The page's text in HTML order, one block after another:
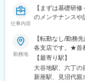
仕事内容
【まずは基礎研
のメンテナンスや
勤務地
【転勤なし/勤務
各支店です。★首
＜関東＞・浦安
座市・埼玉支店／
横浜支店／神奈川
【最寄り駅】
大谷地駅、六丁の
新座駅、見沼代親